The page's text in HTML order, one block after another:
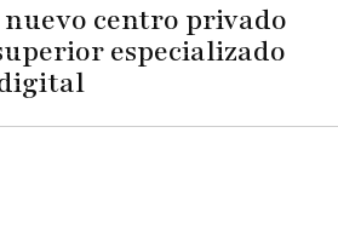
centro privado
especializado